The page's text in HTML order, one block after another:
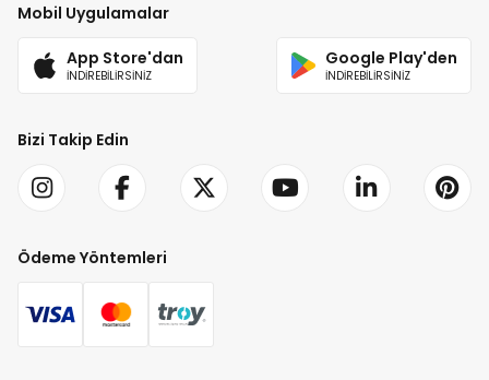
Mobil Uygulamalar
App Store'dan
İNDİREBİLİRSİNİZ
Google Play'den
İNDİREBİLİRSİNİZ
Bizi Takip Edin
Ödeme Yöntemleri